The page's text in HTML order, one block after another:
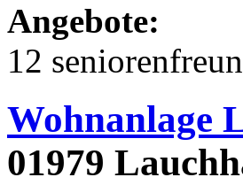
Angebote:
12
Wohnanlage
01979